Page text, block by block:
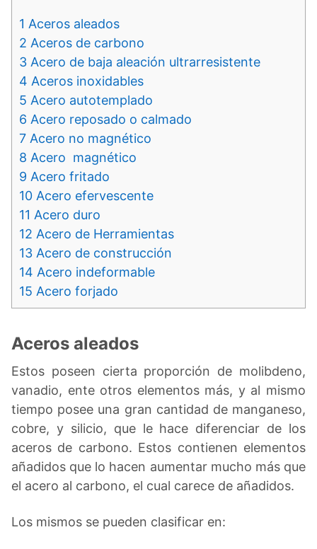
1 Aceros aleados
2 Aceros de carbono
3 Acero de baja aleación ultrarresistente
4 Aceros inoxidables
5 Acero autotemplado
6 Acero reposado o calmado
7 Acero no magnético
8 Acero magnético
9 Acero fritado
10 Acero efervescente
11 Acero duro
12 Acero de Herramientas
13 Acero de construcción
14 Acero indeformable
15 Acero forjado
Aceros aleados
Estos poseen cierta proporción de molibdeno,
vanadio, ente otros elementos más, y al mismo
tiempo posee una gran cantidad de manganeso,
cobre, y silicio, que le hace diferenciar de los
aceros de carbono. Estos contienen elementos
añadidos que lo hacen aumentar mucho más que
el acero al carbono, el cual carece de añadidos.
Los mismos se pueden clasificar en: